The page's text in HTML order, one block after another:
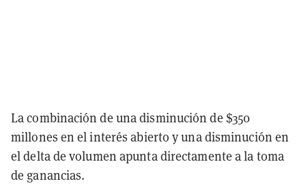
La combinación de una disminución de $350
millones en el interés abierto y una disminución en
el delta de volumen apunta directamente a la toma
de ganancias.